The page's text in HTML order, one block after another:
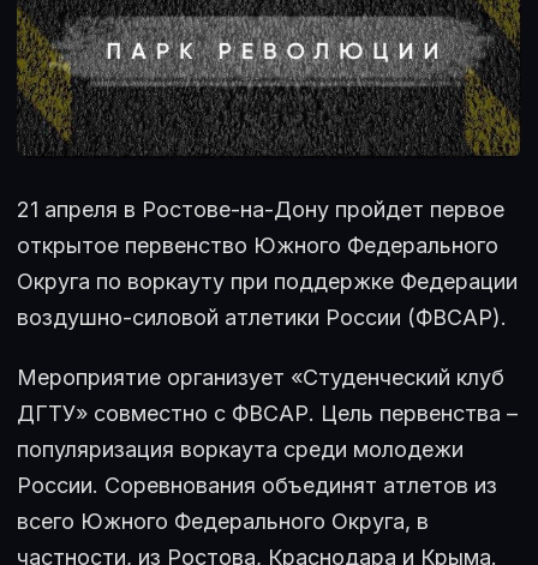
21 апреля в Ростове-на-Дону пройдет первое
открытое первенство Южного Федерального
Округа по воркауту при поддержке Федерации
воздушно-силовой атлетики России (ФВСАР).
Мероприятие организует «Студенческий клуб
ДГТУ» совместно с ФВСАР. Цель первенства –
популяризация воркаута среди молодежи
России. Соревнования объединят атлетов из
всего Южного Федерального Округа, в
частности, из Ростова, Краснодара и Крыма.